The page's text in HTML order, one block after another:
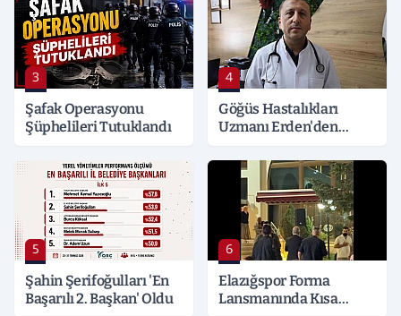
3
Şafak Operasyonu
Şüphelileri Tutuklandı
4
Göğüs Hastalıkları
Uzmanı Erden'den
5
Şahin Şerifoğulları 'En
Başarılı 2. Başkan' Oldu
6
Elazığspor Forma
Lansmanında Kısa